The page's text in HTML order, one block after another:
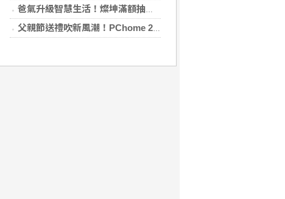
爸氣升級智慧生活！燦坤滿額抽折疊旗艦機、台灣大 3C 豪禮最低 0 元帶回家
父親節送禮吹新風潮！PChome 24h 購物揭男香 TOP5 與居家健身器材買氣翻倍